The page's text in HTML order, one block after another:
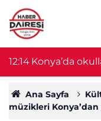
12:14 Konya’da
Ana Sayfa
müzikleri Konya’dan